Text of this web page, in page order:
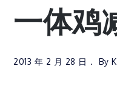
一体鸡
2013 年 2 月 28 日 By